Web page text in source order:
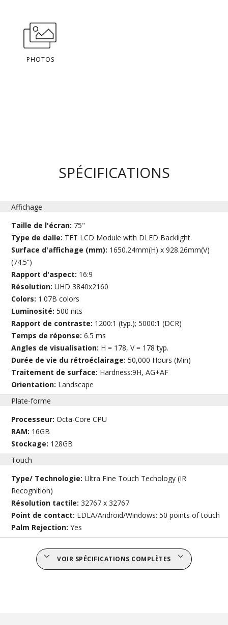
PHOTOS
SPÉCIFICATIONS
Affichage
Taille de l'écran: 75"
Type de dalle: TFT LCD Module with DLED Backlight.
Surface d'affichage (mm): 1650.24mm(H) x 928.26mm(V)
(74.5”)
Rapport d'aspect: 16:9
Résolution:UHD 3840x2160
Colors: 1.07B colors
Luminosité:500 nits
Rapport de contraste: 1200:1 (typ.); 5000:1 (DCR)
Temps de réponse:6.5 ms
Angles de visualisation: H = 178, V = 178 typ.
Durée de vie du rétroéclairage:50,000 Hours (Min)
Traitement de surface: Hardness:9H, AG+AF
Orientation: Landscape
Plate-forme
Processeur:Octa-Core CPU
RAM: 16GB
Stockage: 128GB
Touch
Type/ Technologie:Ultra Fine Touch Techology (IR
Recognition)
Résolution tactile:32767 x 32767
Point de contact: EDLA/Android/Windows: 50 points of touch
Palm Rejection:Yes
VOIR SPÉCIFICATIONS COMPLÈTES